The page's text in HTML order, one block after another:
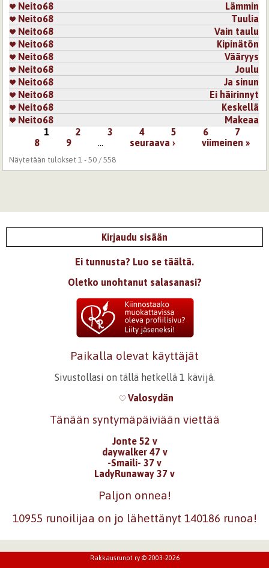
Neito68
Lämmin
Neito68
Tuulia
Neito68
Vain taulu
Neito68
Kipinätön
Neito68
Vääryys
Neito68
Joulu
Neito68
Ja sinun
Neito68
Ei häirinnyt
Neito68
Keskellä
Neito68
Makeaa
1 2 3 4 5 6
7
8
9 … seuraava › viimeinen »
Näytetään tulokset 1 - 50 / 558
Kirjaudu sisään
Ei tunnusta? Luo se täältä.
Oletko unohtanut salasanasi?
Paikalla olevat käyttäjät
Sivustollasi on tällä hetkellä 1 kävijä.
Valosydän
Tänään syntymäpäiviään viettää
Jonte 52 v
daywalker 47 v
-Smaili- 37 v
LadyRunaway 37 v
Paljon onnea!
10955 runoilijaa on jo lähettänyt 140186 runoa!
Rakkausrunot ry © 2003-2026